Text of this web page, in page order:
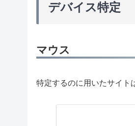
デバイス特定
マウス
特定するのに用いたサイト